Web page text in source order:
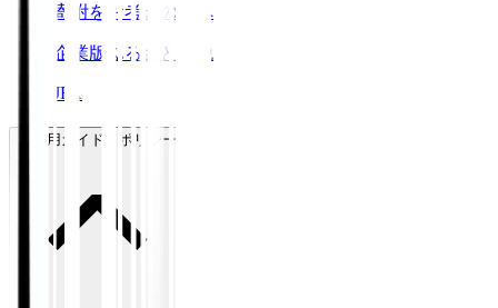
寄附をお考えの方へ
企業版ふるさと納税
JFA
ご利用ガイド・ポリシー